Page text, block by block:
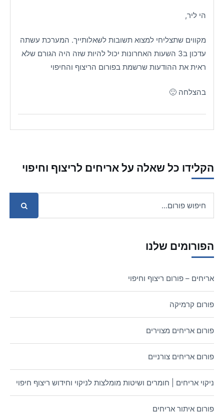
הי ליר,
מקווים שתצליחי למצוא תשובות לשאלותייך. המערכת עשתה
עדכון ב3 השעות האחרונות יכול להיות שזה היה הגורם שלא
ראית את ההודעות שרשמת בפורום הריצוף והחיפוי
בהצלחה 🙂
הקלידו כל שאלה על אריחים לריצוף וחיפוי
הפורומים שלנו
אריחים – פורום ריצוף וחיפוי
פורום קרמיקה
פורום אריחים מצוירים
פורום אריחים צורניים
ניקוי אריחים | חומרים ושיטות מומלצות לניקוי וחידוש ריצוף חיפוי
פורום איתור אריחים